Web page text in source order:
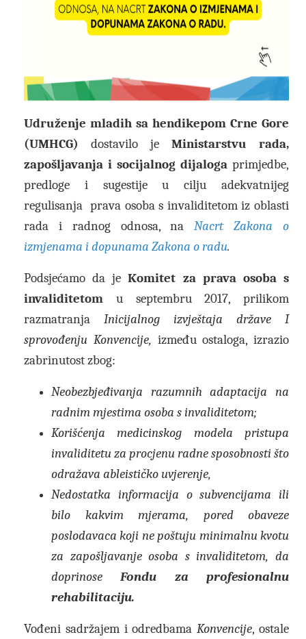
Udruženje mladih sa hendikepom Crne Gore
(UMHCG) dostavilo je Ministarstvu rada,
zapošljavanja i socijalnog dijaloga primjedbe,
predloge i sugestije u cilju adekvatnijeg
regulisanja prava osoba s invaliditetom iz oblasti
rada i radnog odnosa, naNacrt Zakona o
izmjenama i dopunama Zakona o radu.
Podsjećamo da jeKomitet za prava osoba s
invaliditetom u septembru 2017, prilikom
razmatranja Inicijalnog izvještaja države I
sprovođenju Konvencije, između ostaloga, izrazio
zabrinutost zbog:
Neobezbjeđivanja razumnih adaptacija na
radnim mjestima osoba s invaliditetom;
Korišćenja medicinskog modela pristupa
invaliditetu za procjenu radne sposobnosti što
odražava ableističko uvjerenje,
Nedostatka informacija o subvencijama ili
bilo kakvim mjerama, pored obaveze
poslodavaca koji ne poštuju minimalnu kvotu
za zapošljavanje osoba s invaliditetom, da
doprinoseFondu za profesionalnu
rehabilitaciju.
Vođeni sadržajem i odredbamaKonvencije, ostale